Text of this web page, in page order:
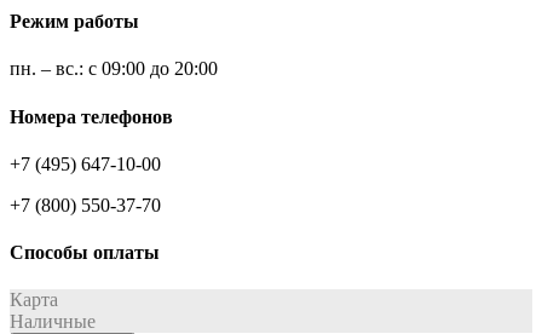
Режим работы
пн. – вс.: с 09:00 до 20:00
Номера телефонов
+7 (495) 647-10-00
+7 (800) 550-37-70
Способы оплаты
Карта
Наличные